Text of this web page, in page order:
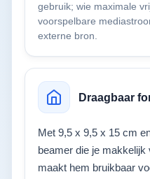
gebruik; wie maximale
voorspelbare
externe bron.
Draagbaar
Met 9,5 x 9,5 x 15 cm
beamer die je makkelijk
maakt hem bruikbaar